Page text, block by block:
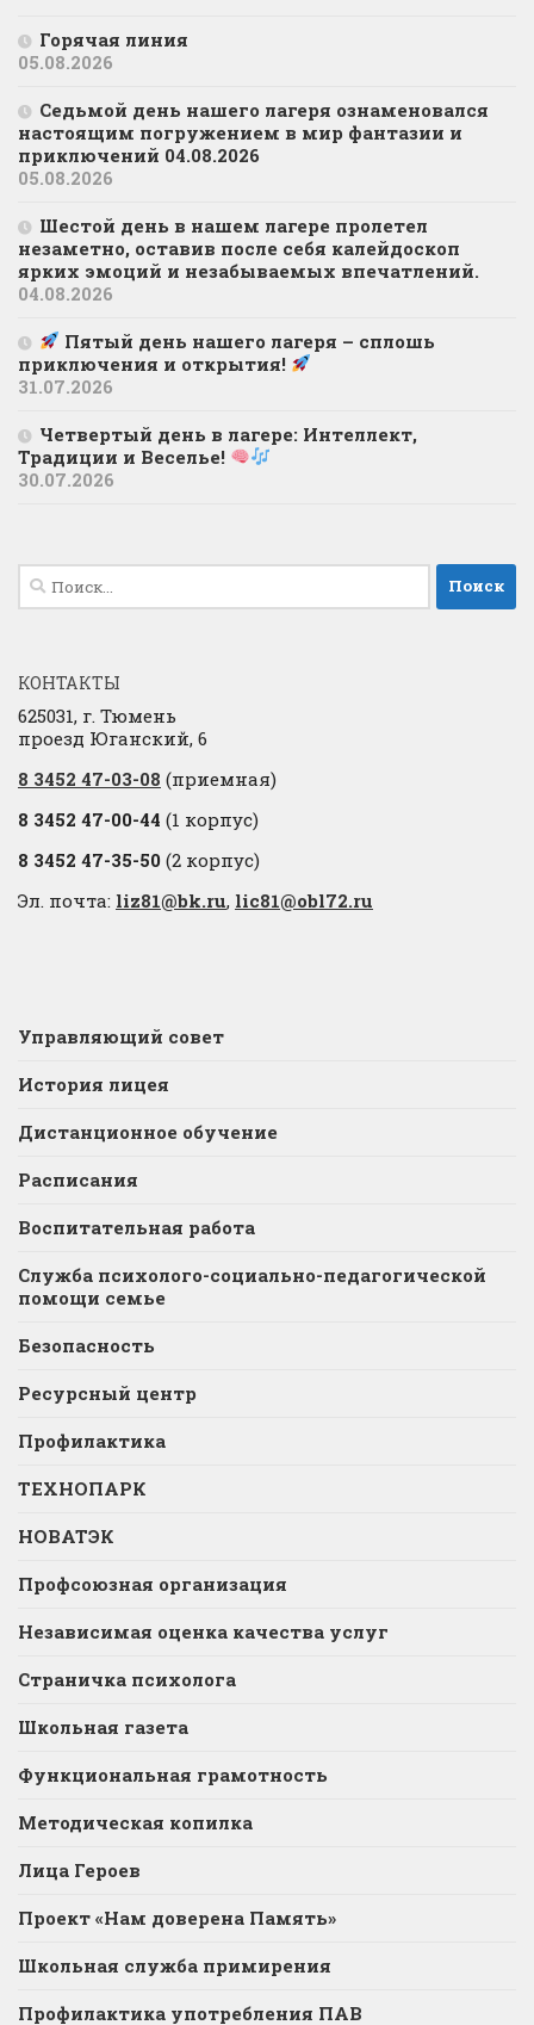
Горячая линия
05.08.2026
Седьмой день нашего лагеря ознаменовался
настоящим погружением в мир фантазии и
приключений 04.08.2026
05.08.2026
Шестой день в нашем лагере пролетел
незаметно, оставив после себя калейдоскоп
ярких эмоций и незабываемых впечатлений.
04.08.2026
Пятый день нашего лагеря – сплошь
приключения и открытия!
31.07.2026
Четвертый день в лагере: Интеллект,
Традиции и Веселье!
30.07.2026
Найти:
КОНТАКТЫ
625031, г. Тюмень
проезд Юганский, 6
8 3452 47-03-08 (приемная)
8 3452 47-00-44 (1 корпус)
8 3452 47-35-50 (2 корпус)
Эл. почта: liz81@bk.ru, lic81@obl72.ru
Управляющий совет
История лицея
Дистанционное обучение
Расписания
Воспитательная работа
Служба психолого-социально-педагогической
помощи семье
Безопасность
Ресурсный центр
Профилактика
ТЕХНОПАРК
НОВАТЭК
Профсоюзная организация
Независимая оценка качества услуг
Страничка психолога
Школьная газета
Функциональная грамотность
Методическая копилка
Лица Героев
Проект «Нам доверена Память»
Школьная служба примирения
Профилактика употребления ПАВ